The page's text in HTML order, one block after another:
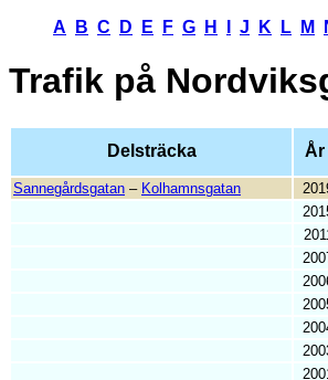
A B C D E F G H J K L M
Trafik på
Delsträcka År
Sannegårdsgatan – Kolhamnsgatan